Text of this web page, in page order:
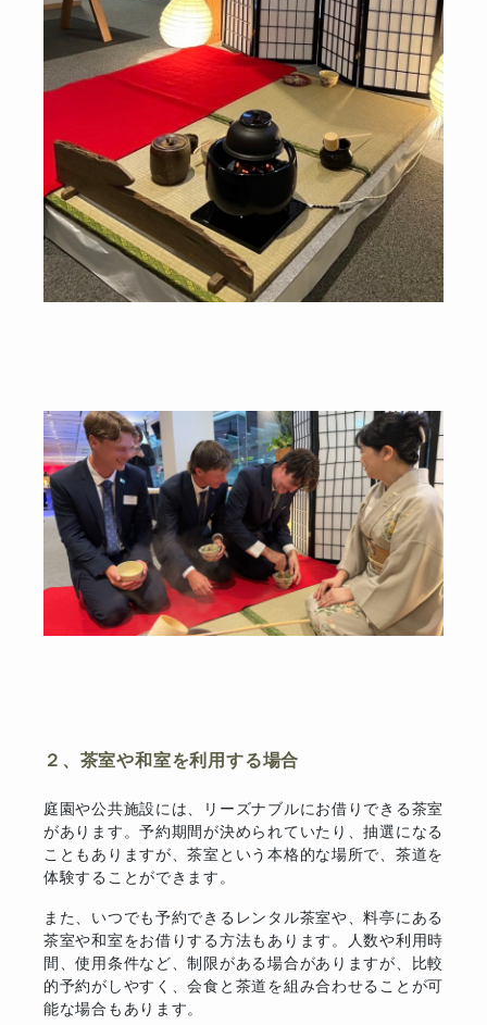
２、茶室や和室を利用する場合
庭園や公共施設には、リーズナブルにお借りできる茶室
があります。予約期間が決められていたり、抽選になる
こともありますが、茶室という本格的な場所で、茶道を
体験することができます。
また、いつでも予約できるレンタル茶室や、料亭にある
茶室や和室をお借りする方法もあります。人数や利用時
間、使用条件など、制限がある場合がありますが、比較
的予約がしやすく、会食と茶道を組み合わせることが可
能な場合もあります。